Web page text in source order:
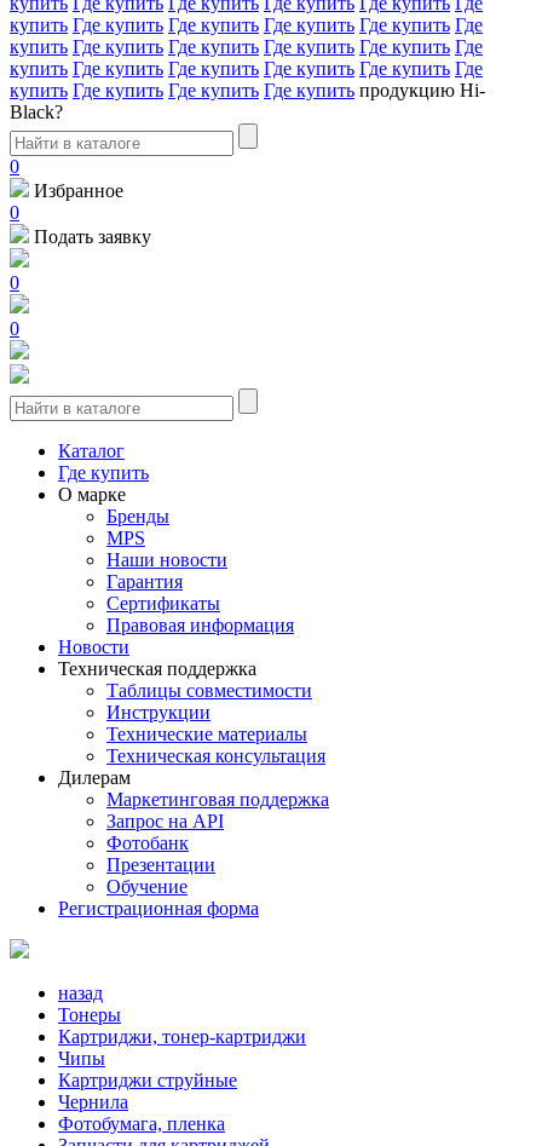
купить Где купить Где купить Где купить Где купить Где
купить Где купить Где купить Где купить Где купить Где
купить Где купить Где купить Где купить Где купить Где
купить Где купить Где купить Где купить продукцию Hi-
Black?
0
Избранное
0
Подать заявку
0
0
Каталог
Где купить
О марке
Бренды
MPS
Наши новости
Гарантия
Сертификаты
Правовая информация
Новости
Техническая поддержка
Таблицы совместимости
Инструкции
Технические материалы
Техническая консультация
Дилерам
Маркетинговая поддержка
Запрос на API
Фотобанк
Презентации
Обучение
Регистрационная форма
назад
Тонеры
Картриджи, тонер-картриджи
Чипы
Картриджи струйные
Чернила
Фотобумага, пленка